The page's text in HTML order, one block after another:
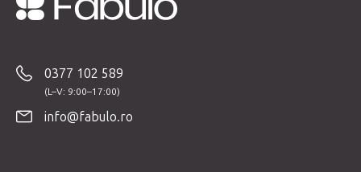
0377 102 589
info@fabulo.ro